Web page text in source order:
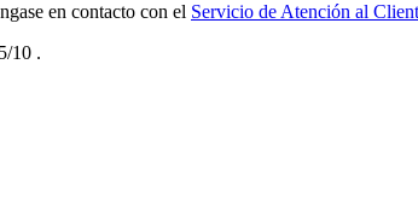
en contacto con el Servicio de Atención al
10 .